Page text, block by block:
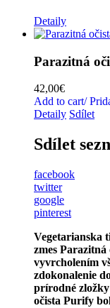
Detaily
Parazitná
42,00€
Add to cart/
Detaily Sdílet
Sdílet
facebook
twitter
google
pinterest
Vegetarianska
zmes
vyvrcholením
zdokonalenie
prírodné
očista Purify